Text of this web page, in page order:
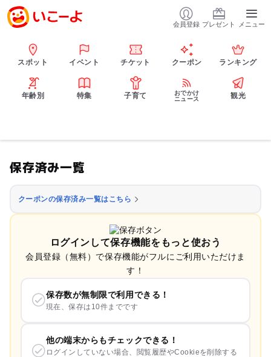
会員登録 プレゼント メニュー
スポット イベント チケット クーポン ランキング
年齢別 特集 子育て
おでかけ
ニュース
観光
保存済み一覧
クーポンの保存済み一覧はこちら
ログインして保存機能をもっと使おう
会員登録（無料）で保存機能がフルにご利用いただけま
す！
保存数が無制限で利用できる！
現在、保存は10件までです
他の端末からもチェックできる！
ログインしていない場合、閲覧履歴やCookieを削除する